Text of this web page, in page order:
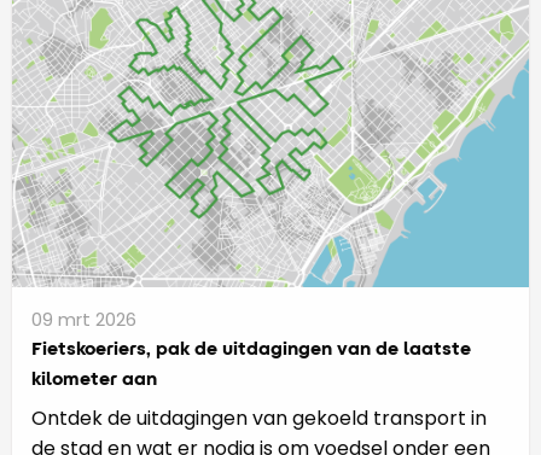
09 mrt 2026
Fietskoeriers, pak de uitdagingen van de laatste
kilometer aan
Ontdek de uitdagingen van gekoeld transport in
de stad en wat er nodig is om voedsel onder een